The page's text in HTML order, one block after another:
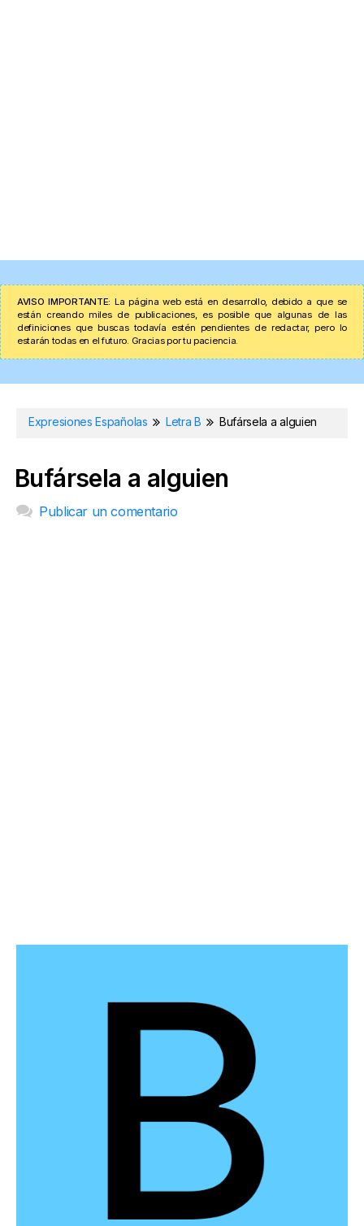
AVISO IMPORTANTE: La página web está en desarrollo, debido a que se
están creando miles de publicaciones, es posible que algunas de las
definiciones que buscas todavía estén pendientes de redactar, pero lo
estarán todas en el futuro. Gracias por tu paciencia.
Expresiones Españolas Letra B Bufársela a alguien
Bufársela a alguien
Publicar un comentario